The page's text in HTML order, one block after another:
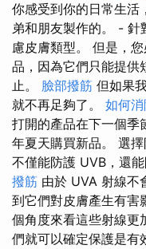
你感受到你的日常生活
弟和朋友製作的。 - 針
慮皮膚類型。 但是，
品，因為它們只能提供
止。 臉部撥筋 但如果
就不再足夠了。 如何
打開的產品在下一個季
年夏天購買新品。 選
不僅能防護 UVB，還
撥筋 由於 UVA 射線不
到它們對皮膚產生有害
個角度來看這些射線更
們就可以確定保護是有